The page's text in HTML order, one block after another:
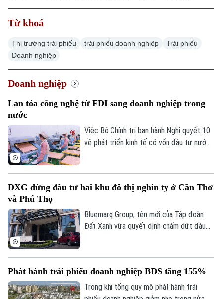
Chuyên mục
Từ khoá
Thị trường trái phiếu trái phiếu doanh nghiêp
Trái phiếu
Doanh nghiệp
Doanh nghiệp
Lan tỏa công nghệ từ FDI sang doanh nghiệp trong
nước
Việc Bộ Chính trị ban hành Nghị quyết 10
về phát triển kinh tế có vốn đầu tư nước
nâng cao năng lực doanh nghiệp trong
DXG dừng đầu tư hai khu đô thị nghìn tỷ ở Cần Thơ
và Phú Thọ
Bluemarq Group, tên mới của Tập đoàn
Đất Xanh vừa quyết định chấm dứt đầu
Phát hành trái phiếu doanh nghiệp BĐS tăng 155%
Trong khi tổng quy mô phát hành trái